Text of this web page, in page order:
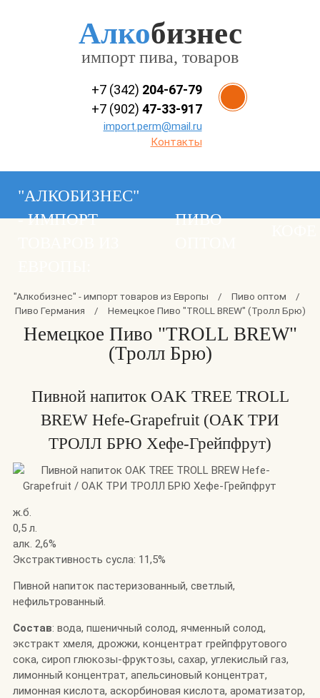
Алкобизнес
импорт пива, товаров
+7 (342) 204-67-79
+7 (902) 47-33-917
import.perm@mail.ru
Контакты
"АЛКОБИЗНЕС"
- ИМПОРТ
ПИВО
"Алкобизнес" - импорт товаров из Европы / Пиво оптом
/
Пиво Германия
/ Немецкое Пиво "TROLL BREW" (Тролл Брю)
Немецкое Пиво "TROLL BREW"
(Тролл Брю)
Пивной напиток OAK TREE TROLL
BREW Hefe-Grapefruit (ОАК ТРИ
ТРОЛЛ БРЮ Хефе-Грейпфрут)
ж.б.
0,5 л.
алк. 2,6%
Экстрактивность сусла: 11,5%
Пивной напиток пастеризованный, светлый,
нефильтрованный.
Состав: вода, пшеничный солод, ячменный солод,
экстракт хмеля, дрожжи, концентрат грейпфрутового
сока, сироп глюкозы-фруктозы, сахар, углекислый газ,
лимонный концентрат, апельсиновый концентрат,
лимонная кислота, аскорбиновая кислота, ароматизатор,